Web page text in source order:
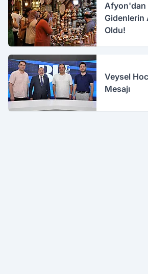
Afyon'dan
Gidenlerin
Oldu!
Veysel
Mesajı